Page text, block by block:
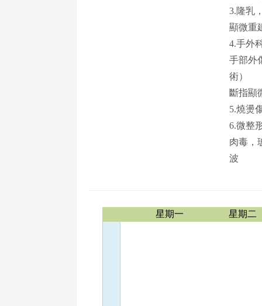
3.隆乳
顯微重
4.手外
手部外
術）
斷指顯
5.燒燙
6.微整
肉毒，
波